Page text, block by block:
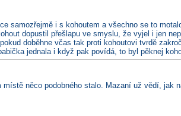
samozřejmě i s kohoutem a všechno se to
dopustil přešlapu ve smyslu, že vyjel i jen
doběhne včas tak proti kohoutovi tvrdě
jednala i když pak povídá, to byl pěknej
něco podobného stalo. Mazaní už vědí, jak